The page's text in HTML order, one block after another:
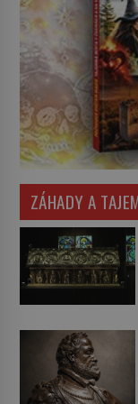
ZÁHADY A